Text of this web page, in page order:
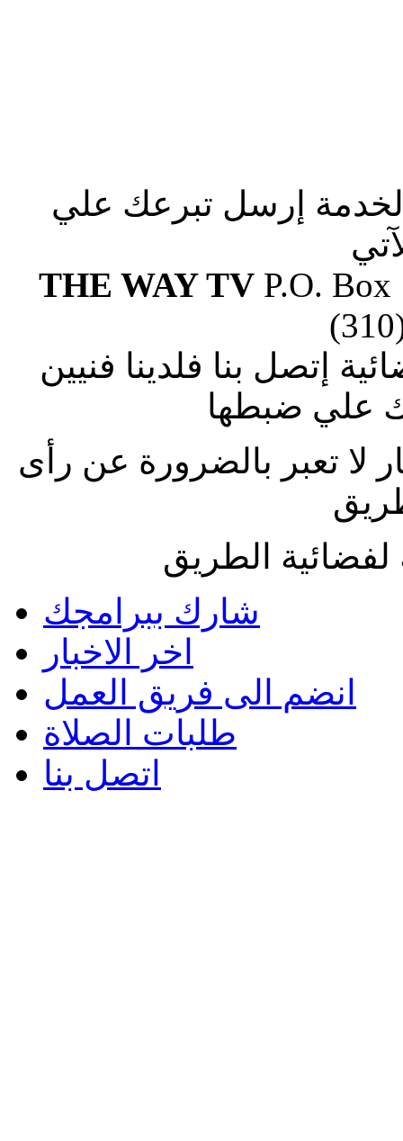
إرسل تبرعك علي
THE WAY TVP.O. Box
إتصل بنا فلدينا فنيين
علي ضبطها
لا تعبر بالضرورة عن رأى
الطريق
شارك ببرامجك
اخر الاخبار
انضم الى فريق العمل
طلبات الصلاة
اتصل بنا